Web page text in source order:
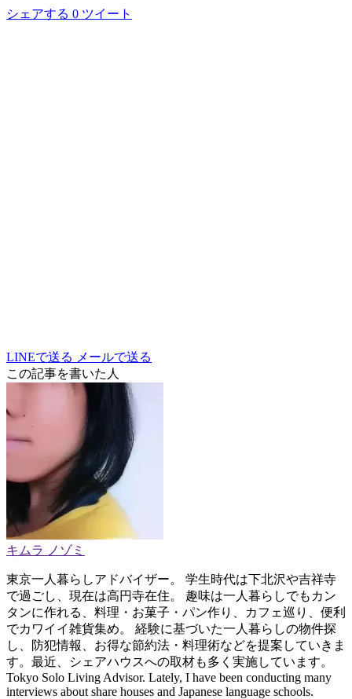
シェアする 0 ツイート
LINEで送る メールで送る
この記事を書いた人
キムラ ノゾミ
東京一人暮らしアドバイザー。 学生時代は下北沢や吉祥寺
で過ごし、現在は高円寺在住。 趣味は一人暮らしでもカン
タンに作れる、料理・お菓子・パン作り、カフェ巡り、便利
でカワイイ雑貨集め。 経験に基づいた一人暮らしの物件探
し、防犯情報、お得な節約法・料理術などを提案していきま
す。最近、シェアハウスへの取材も多く実施しています。
Tokyo Solo Living Advisor. Lately, I have been conducting many
interviews about share houses and Japanese language schools.